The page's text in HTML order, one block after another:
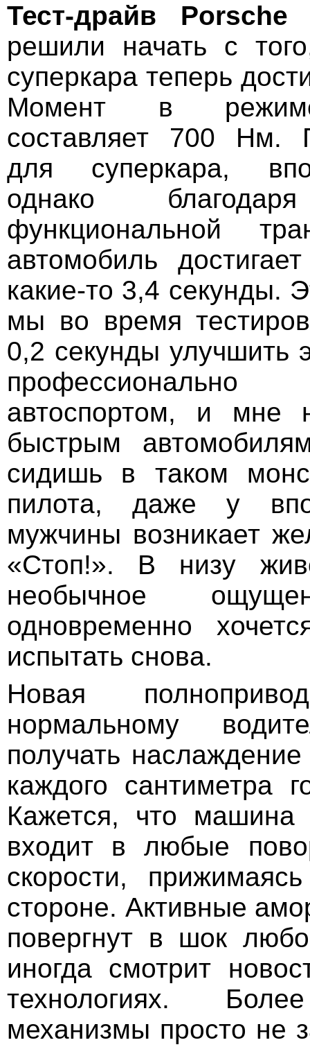
Тест-драйв
Porsche
решили начать с
суперкара теперь
Момент в
составляет 700 Нм.
для суперкара,
однако
функциональной
автомобиль
какие-то 3,4 секунды.
мы во время
0,2 секунды улучшить
автоспортом, и мне
быстрым
сидишь в таком
пилота, даже у
мужчины возникает
«Стоп!». В низу
необычное
одновременно
испытать снова.
Новая
нормальному
получать
каждого сантиметра
Кажется, что машина
входит в любые
скорости,
стороне. Активные
повергнут в шок
иногда смотрит
технологиях.
механизмы просто не